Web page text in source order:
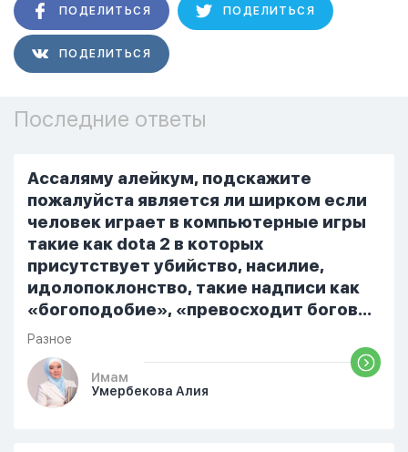
ПОДЕЛИТЬСЯ ПОДЕЛИТЬСЯ
ПОДЕЛИТЬСЯ
Последние ответы
Ассаляму алейкум, подскажите
пожалуйста является ли ширком если
человек играет в компьютерные игры
такие как dota 2 в которых
присутствует убийство, насилие,
идолопоклонство, такие надписи как
«богоподобие», «превосходит богов»,
но при этом человек полностью
признает и соблюдает все столпы
Ислама и эта игра не мешает ему
выполнять ему его обязанности по
Разное
Имам
Умербекова Алия